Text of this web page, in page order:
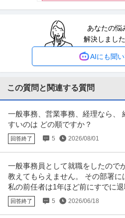
建築施工管理 ／ 「未経験歓迎／医
し・直行直帰／医療業界の安定基盤
／将来の責任者候補としてのキャリ
有限会社ノイズシールド社
直行直帰あり
【職種】施工管理＞建築施工管理 【業種
性などに応じ、当該求人をビ…続きを見る
個人営業 ／ 「Kawasaki正規ディー
×残業月10h以下“好き”を仕事にする
り」！
有限会社ナベ
正社員 未経験OK ブランクOK
【職種】営業＞個人営業 【業種】流通・
当該求人をビズリーチ上で閲…続きを見る
経営企画・経営戦略 ／ 「総合企画室
者」イオングループ／カジュアルフ
株式会社コックス
あなたの悩
解決しまし
AIにも聞
この質問と関連する質問
一般事務、営業事務、経理なら、
すいのは どの順ですか？
回答終了 5 2026/08/01
一般事務員として就職をしたので
教えてもらえません。 その部署に
私の前任者は1年ほど前にすでに
回答終了 5 2026/06/18